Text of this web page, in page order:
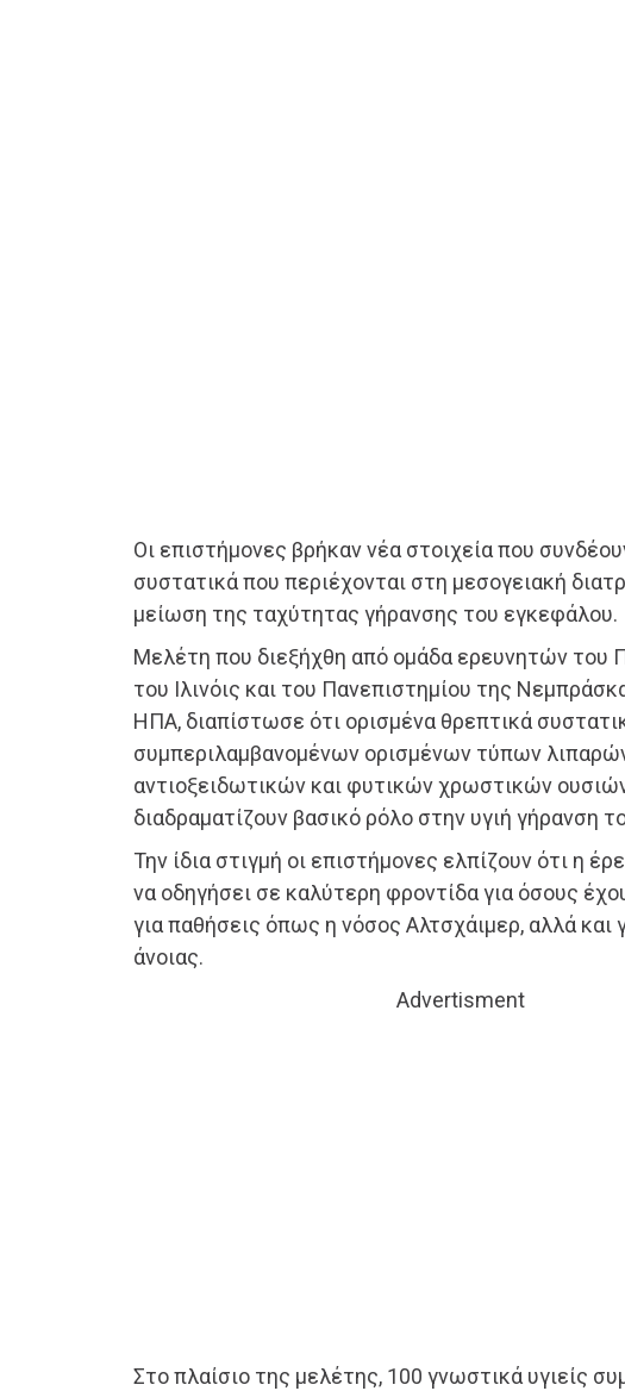
Οι επιστήμονες βρήκαν νέα στοιχεία που
συστατικά που περιέχονται στη μεσογειακή
μείωση της ταχύτητας γήρανσης του εγκεφάλου.
Μελέτη που διεξήχθη από ομάδα ερευνητών του
του Ιλινόις και του Πανεπιστημίου της
ΗΠΑ, διαπίστωσε ότι ορισμένα θρεπτικά
συμπεριλαμβανομένων ορισμένων τύπων
αντιοξειδωτικών και φυτικών χρωστικών
διαδραματίζουν βασικό ρόλο στην υγιή γήρανση
Την ίδια στιγμή οι επιστήμονες ελπίζουν ότι η
να οδηγήσει σε καλύτερη φροντίδα για όσους
για παθήσεις όπως η νόσος Αλτσχάιμερ, αλλά και
άνοιας.
Advertisment
Στο πλαίσιο της μελέτης, 100 γνωστικά υγιείς